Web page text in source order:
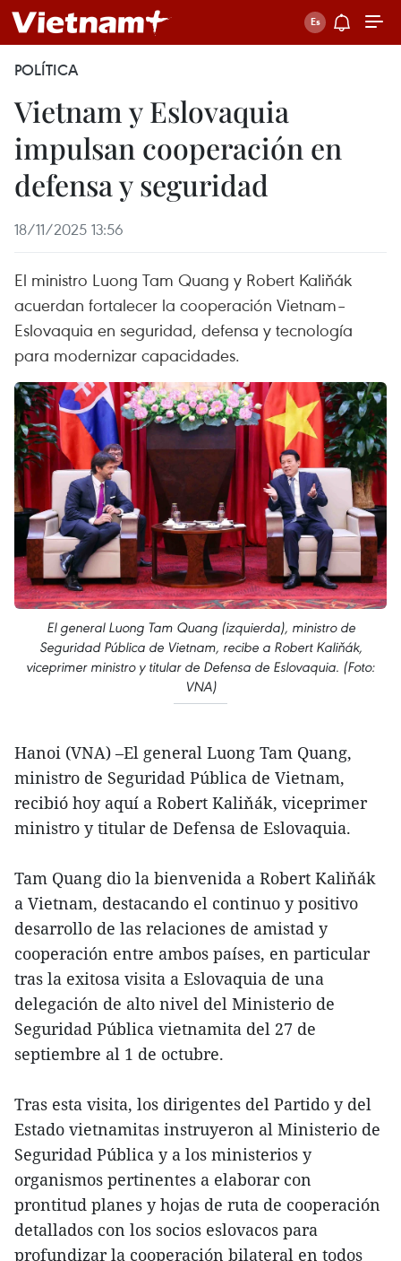
POLÍTICA
Vietnam y Eslovaquia
impulsan cooperación en
defensa y seguridad
18/11/2025 13:56
El ministro Luong Tam Quang y Robert Kaliňák
acuerdan fortalecer la cooperación Vietnam–
Eslovaquia en seguridad, defensa y tecnología
para modernizar capacidades.
El general Luong Tam Quang (izquierda), ministro de
Seguridad Pública de Vietnam, recibe a Robert Kaliňák,
viceprimer ministro y titular de Defensa de Eslovaquia. (Foto:
VNA)
Hanoi (VNA) –El general Luong Tam Quang,
ministro de Seguridad Pública de Vietnam,
recibió hoy aquí a Robert Kaliňák, viceprimer
ministro y titular de Defensa de Eslovaquia.
Tam Quang dio la bienvenida a Robert Kaliňák
a Vietnam, destacando el continuo y positivo
desarrollo de las relaciones de amistad y
cooperación entre ambos países, en particular
tras la exitosa visita a Eslovaquia de una
delegación de alto nivel del Ministerio de
Seguridad Pública vietnamita del 27 de
septiembre al 1 de octubre.
Tras esta visita, los dirigentes del Partido y del
Estado vietnamitas instruyeron al Ministerio de
Seguridad Pública y a los ministerios y
organismos pertinentes a elaborar con
prontitud planes y hojas de ruta de cooperación
detallados con los socios eslovacos para
profundizar la cooperación bilateral en todos